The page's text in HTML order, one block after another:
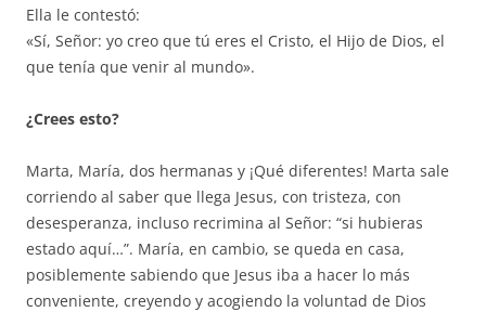
Ella le contestó:
«Sí, Señor: yo creo que tú eres el Cristo, el Hijo de Dios, el
que tenía que venir al mundo».
¿Crees esto?
Marta, María, dos hermanas y ¡Qué diferentes! Marta sale
corriendo al saber que llega Jesus, con tristeza, con
desesperanza, incluso recrimina al Señor: “si hubieras
estado aquí…”. María, en cambio, se queda en casa,
posiblemente sabiendo que Jesus iba a hacer lo más
conveniente, creyendo y acogiendo la voluntad de Dios